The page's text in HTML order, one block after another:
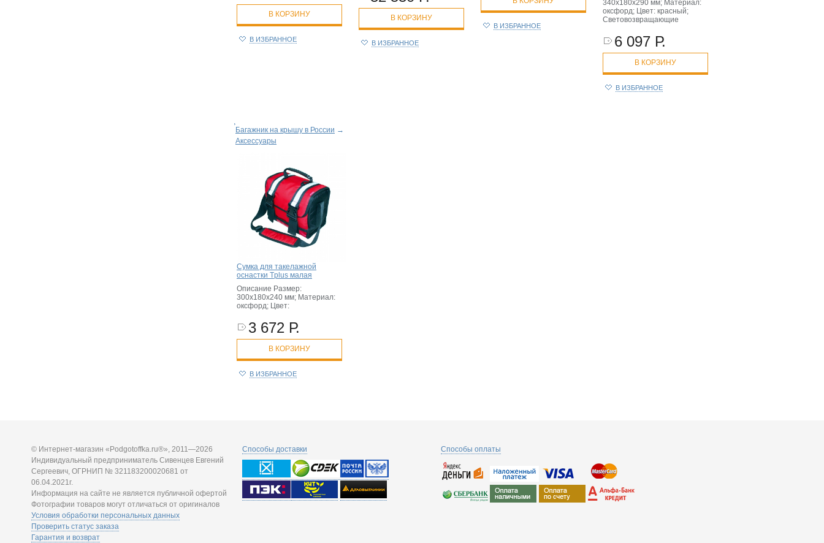
В КОРЗИНУ
В ИЗБРАННОЕ
В КОРЗИНУ
В ИЗБРАННОЕ
В ИЗБРАННОЕ
340х180х290 мм; Материал:
оксфорд; Цвет: красный;
Световозвращающие
6 097 Р.
В КОРЗИНУ
В ИЗБРАННОЕ
Багажник на крышу в России →
Аксессуары
Сумка для такелажной
оснастки Tplus малая
Описание Размер:
300х180х240 мм; Материал:
оксфорд; Цвет:
3 672 Р.
В КОРЗИНУ
В ИЗБРАННОЕ
© Интернет-магазин «Podgotoffka.ru®», 2011—2026
Индивидуальный предприниматель Сивенцев Евгений
Сергеевич, ОГРНИП № 321183200020681 от
06.04.2021г.
Информация на сайте не является публичной офертой
Фотографии товаров могут отличаться от оригиналов
Условия обработки персональных данных
Проверить статус заказа
Гарантия и возврат
Способы доставки Способы оплаты